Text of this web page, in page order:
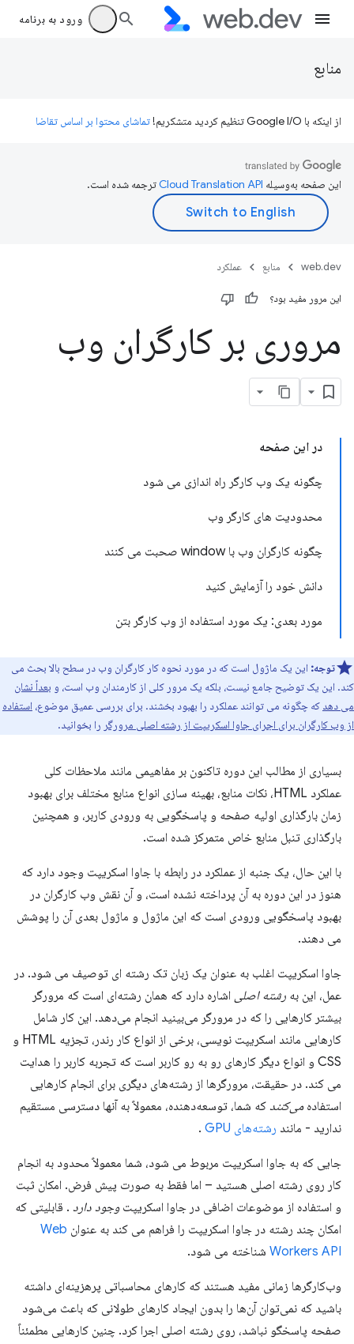
ورود به برنامه
منابع
از اینکه با Google I/O تنظیم کردید متشکریم! تماشای محتوا بر اساس تقاضا
این صفحه به‌وسیله ترجمه شده است.
web.dev منابع عملکرد
این مرور مفید بود؟
مروری بر کارگران وب
در این صفحه
چگونه یک وب کارگر راه اندازی می شود
محدودیت های کارگر وب
چگونه کارگران وب با window صحبت می کنند
دانش خود را آزمایش کنید
مورد بعدی: یک مورد استفاده از وب کارگر بتن
توجه: این یک ماژول است که در مورد نحوه کار کارگران وب در سطح بالا بحث می
کند. این یک توضیح جامع نیست، بلکه یک مرور کلی از کارمندان وب است، و بعداً نشان
می دهد که چگونه می توانند عملکرد را بهبود بخشند. برای بررسی عمیق موضوع، استفاده
از وب کارگران برای اجرای جاوا اسکریپت از رشته اصلی مرورگر را بخوانید.
بسیاری از مطالب این دوره تاکنون بر مفاهیمی مانند ملاحظات کلی
عملکرد HTML، نکات منابع، بهینه سازی انواع منابع مختلف برای بهبود
زمان بارگذاری اولیه صفحه و پاسخگویی به ورودی کاربر، و همچنین
بارگذاری تنبل منابع خاص متمرکز شده است.
با این حال، یک جنبه از عملکرد در رابطه با جاوا اسکریپت وجود دارد که
هنوز در این دوره به آن پرداخته نشده است، و آن نقش وب کارگران در
بهبود پاسخگویی ورودی است که این ماژول و ماژول بعدی آن را پوشش
می دهند.
جاوا اسکریپت اغلب به عنوان یک زبان تک رشته ای توصیف می شود. در
عمل، این به رشته اصلی اشاره دارد که همان رشته‌ای است که مرورگر
بیشتر کارهایی را که در مرورگر می‌بینید انجام می‌دهد. این کار شامل
کارهایی مانند اسکریپت نویسی، برخی از انواع کار رندر، تجزیه HTML و
CSS و انواع دیگر کارهای رو به رو کاربر است که تجربه کاربر را هدایت
می کند. در حقیقت، مرورگرها از رشته‌های دیگری برای انجام کارهایی
استفاده می‌کنند که شما، توسعه‌دهنده، معمولاً به آنها دسترسی مستقیم
ندارید - مانند رشته‌های GPU .
جایی که به جاوا اسکریپت مربوط می شود، شما معمولاً محدود به انجام
کار روی رشته اصلی هستید – اما فقط به صورت پیش فرض. امکان ثبت
و استفاده از موضوعات اضافی در جاوا اسکریپتوجود دارد . قابلیتی که
امکان چند رشته در جاوا اسکریپت را فراهم می کند به عنوان Web
Workers API شناخته می شود.
وب‌کارگرها زمانی مفید هستند که کارهای محاسباتی پرهزینه‌ای داشته
باشید که نمی‌توان آن‌ها را بدون ایجاد کارهای طولانی که باعث می‌شود
صفحه پاسخگو نباشد، روی رشته اصلی اجرا کرد. چنین کارهایی مطمئناً